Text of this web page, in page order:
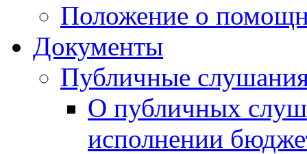
Положение о
Документы
Публичные
О публичных
исполнении